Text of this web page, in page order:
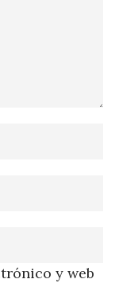
y web